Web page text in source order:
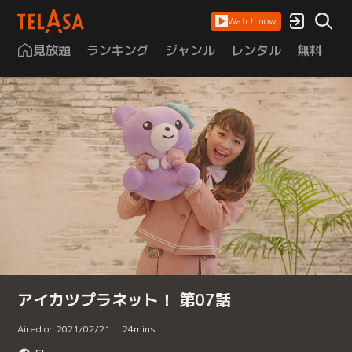
Watch now
見放題 ランキング ジャンル レンタル 無料
アイカツプラネット！ 第07話
Aired on 2021/02/21 24mins